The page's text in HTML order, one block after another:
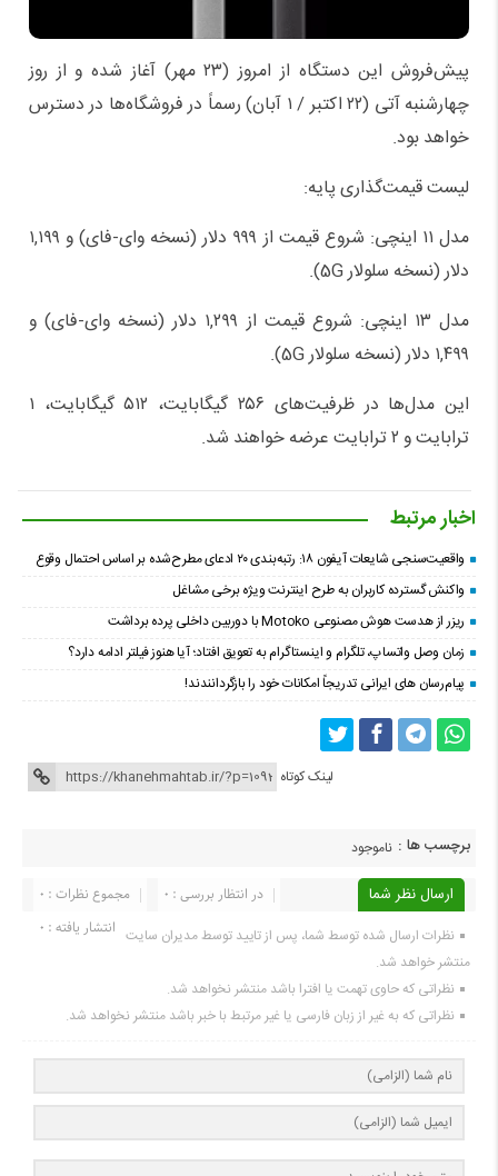
پیش‌فروش این دستگاه از امروز (۲۳ مهر) آغاز شده و از روز
چهارشنبه آتی (۲۲ اکتبر / ۱ آبان) رسماً در فروشگاه‌ها در دسترس
خواهد بود.
لیست قیمت‌گذاری پایه:
مدل ۱۱ اینچی: شروع قیمت از ۹۹۹ دلار (نسخه وای-فای) و ۱,۱۹۹
دلار (نسخه سلولار 5G).
مدل ۱۳ اینچی: شروع قیمت از ۱,۲۹۹ دلار (نسخه وای-فای) و
۱,۴۹۹ دلار (نسخه سلولار 5G).
این مدل‌ها در ظرفیت‌های ۲۵۶ گیگابایت، ۵۱۲ گیگابایت، ۱
ترابایت و ۲ ترابایت عرضه خواهند شد.
اخبار مرتبط
واقعیت‌سنجی شایعات آیفون ۱۸: رتبه‌بندی ۲۰ ادعای مطرح‌شده بر اساس احتمال وقوع
واکنش گسترده کاربران به طرح اینترنت ویژه برخی مشاغل
ریزر از هدست هوش مصنوعی Motoko با دوربین داخلی پرده برداشت
زمان وصل واتساپ، تلگرام و اینستاگرام به تعویق افتاد؛ آیا هنوز فیلتر ادامه دارد؟
پیام‌رسان‌ های ایرانی تدریجاً امکانات خود را بازگردانندند!
لینک کوتاه
برچسب ها : ناموجود
ارسال نظر شما مجموع نظرات : 0
در انتظار بررسی : 0
انتشار یافته : 0 نظرات ارسال شده توسط شما، پس از تایید توسط مدیران سایت
منتشر خواهد شد.
نظراتی که حاوی تهمت یا افترا باشد منتشر نخواهد شد.
نظراتی که به غیر از زبان فارسی یا غیر مرتبط با خبر باشد منتشر نخواهد شد.